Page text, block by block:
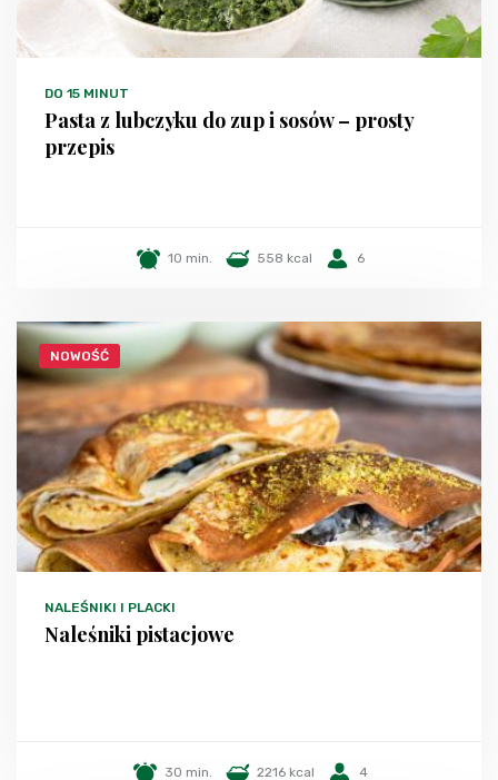
DO 15 MINUT
Pasta z lubczyku do zup i sosów – prosty
przepis
10 min. 558 kcal 6
NOWOŚĆ
NALEŚNIKI I PLACKI
Naleśniki pistacjowe
30 min. 2216 kcal 4